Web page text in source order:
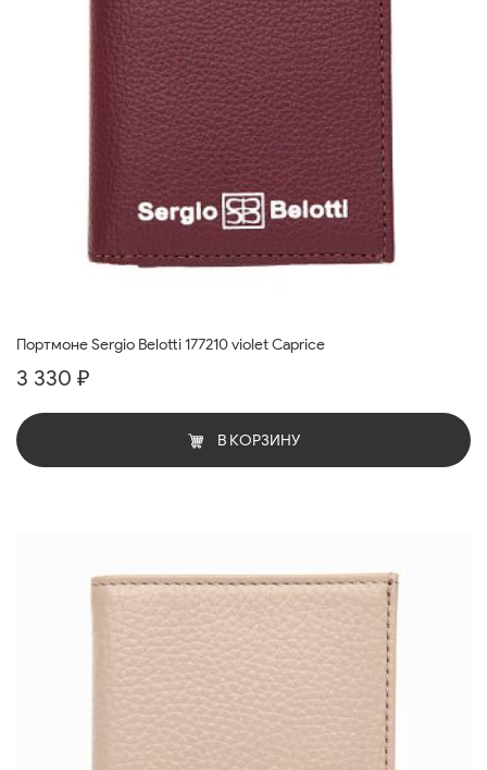
Портмоне Sergio Belotti 177210 violet Caprice
3 330 ₽
В КОРЗИНУ